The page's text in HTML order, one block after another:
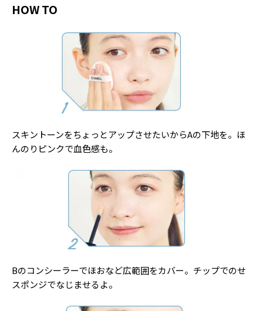
HOW TO
スキントーンをちょっとアップさせたいからAの下地を。ほ
んのりピンクで血色感も。
Bのコンシーラーでほおなど広範囲をカバー。チップでのせ
スポンジでなじませるよ。